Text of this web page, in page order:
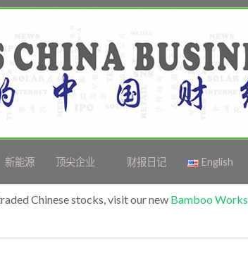
新能源 顶尖企业 财报日记 English
Chinese stocks, visit our new Bamboo Works